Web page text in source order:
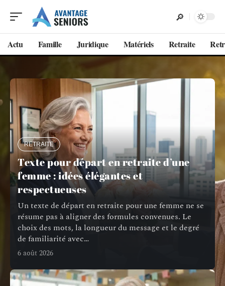
Actu Famille Juridique Matériels Retraite
RETRAITE
Texte pour départ en retraite d’une
femme : idées élégantes et
respectueuses
Un texte de départ en retraite pour une femme ne se
résume pas à aligner des formules convenues. Le
choix des mots, la longueur du message et le degré
de familiarité avec…
6 août 2026